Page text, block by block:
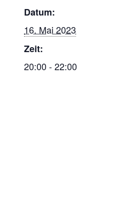
Datum:
16. Mai 2023
Zeit:
20:00 - 22:00